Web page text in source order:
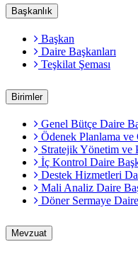
Başkanlık
Başkan
Daire Başkanları
Teşkilat Şeması
Birimler
Genel Bütçe Daire
Ödenek Planlama ve
Stratejik Yönetim ve
İç Kontrol Daire
Destek Hizmetleri
Mali Analiz Daire
Döner Sermaye
Mevzuat